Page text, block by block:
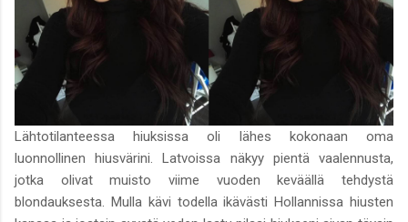
Lähtotilanteessa hiuksissa oli lähes kokonaan oma
luonnollinen hiusvärini. Latvoissa näkyy pientä vaalennusta,
jotka olivat muisto viime vuoden keväällä tehdystä
blondauksesta. Mulla kävi todella ikävästi Hollannissa hiusten